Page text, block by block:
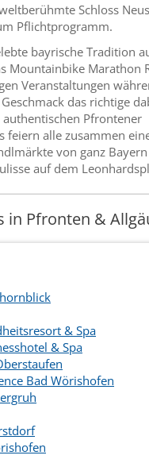
Schloss
Pflichtprogramm.
bayrische Tradition
Mountainbike Marathon
Veranstaltungen
das richtige
authentischen Pfrontener
feiern alle zusammen
von ganz
auf dem
in Pfronten &
& Spa
& Spa
Bad Wörishofen